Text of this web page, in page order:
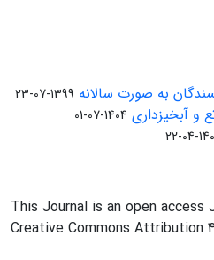
به صورت سالانه 1399-07-23
و آبخیزداری 1404-07-01
1402-
This Journal is an open access
Creative Commons Attribution